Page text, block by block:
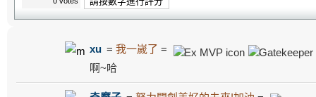
xu =我一嵗了 =
啊~哈